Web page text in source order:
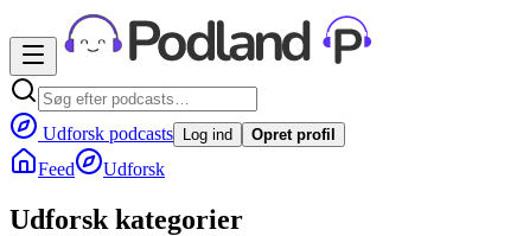
Udforsk podcasts Log ind Opret profil
Feed Udforsk
Udforsk kategorier